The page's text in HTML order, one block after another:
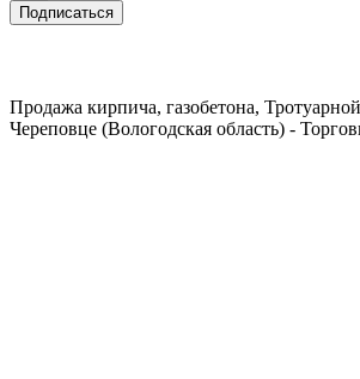
Подписаться
Продажа кирпича, газобетона,
Череповце (Вологодская область) -